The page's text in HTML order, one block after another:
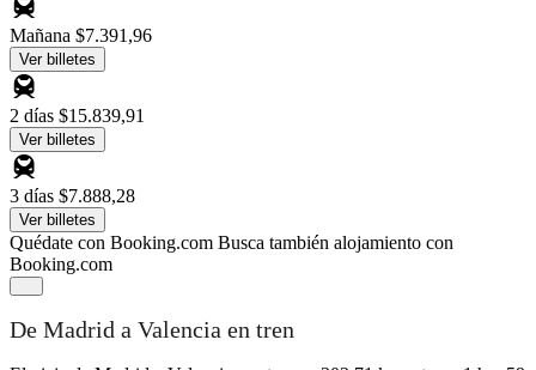
Mañana $7.391,96
Ver billetes
2 días $15.839,91
Ver billetes
3 días $7.888,28
Ver billetes
Quédate con Booking.com Busca también alojamiento con
Booking.com
De Madrid a Valencia en tren